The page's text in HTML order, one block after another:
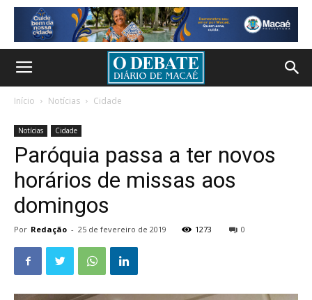
Início Notícias Cidade
Notícias Cidade
Paróquia passa a ter novos
horários de missas aos
domingos
Por Redação - 25 de fevereiro de 2019 1273 0